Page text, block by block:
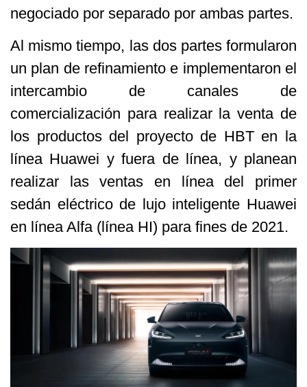
negociado por separado por ambas partes.
Al mismo tiempo, las dos partes formularon
un plan de refinamiento e implementaron el
intercambio de canales de
comercialización para realizar la venta de
los productos del proyecto de HBT en la
línea Huawei y fuera de línea, y planean
realizar las ventas en línea del primer
sedán eléctrico de lujo inteligente Huawei
en línea Alfa (línea HI) para fines de 2021.